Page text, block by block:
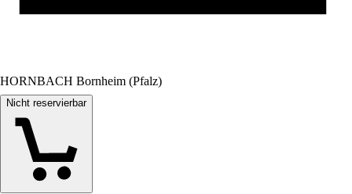
HORNBACH Bornheim (Pfalz)
Nicht reservierbar